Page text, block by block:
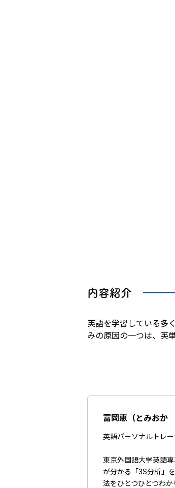
内容紹介
英語を学習している多
みの原因の一つは、英
富岡恵（とみおか
英語パーソナルトレー
東京外国語大学英語
が分かる「3S分析」
法をひとつひとつわ